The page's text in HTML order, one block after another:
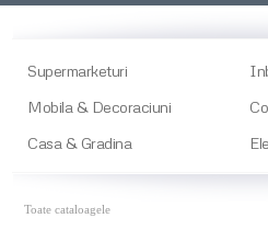
Supermarketuri
Mobila & Decoraciuni
Casa & Gradina
Toate cataloagele